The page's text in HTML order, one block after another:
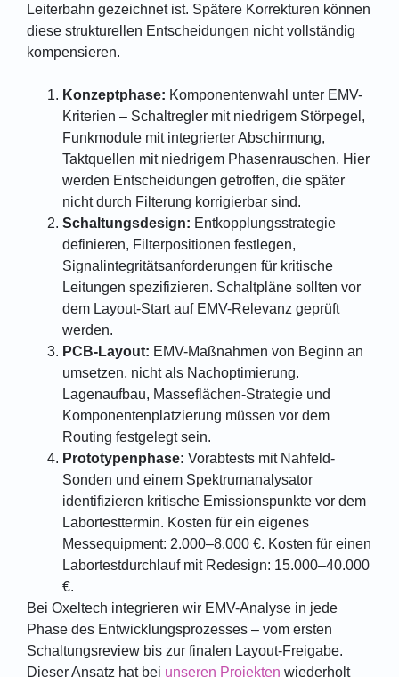
Leiterbahn gezeichnet ist. Spätere Korrekturen können
diese strukturellen Entscheidungen nicht vollständig
kompensieren.
Konzeptphase: Komponentenwahl unter EMV-
Kriterien – Schaltregler mit niedrigem Störpegel,
Funkmodule mit integrierter Abschirmung,
Taktquellen mit niedrigem Phasenrauschen. Hier
werden Entscheidungen getroffen, die später
nicht durch Filterung korrigierbar sind.
Schaltungsdesign: Entkopplungsstrategie
definieren, Filterpositionen festlegen,
Signalintegritätsanforderungen für kritische
Leitungen spezifizieren. Schaltpläne sollten vor
dem Layout-Start auf EMV-Relevanz geprüft
werden.
PCB-Layout: EMV-Maßnahmen von Beginn an
umsetzen, nicht als Nachoptimierung.
Lagenaufbau, Masseflächen-Strategie und
Komponentenplatzierung müssen vor dem
Routing festgelegt sein.
Prototypenphase: Vorabtests mit Nahfeld-
Sonden und einem Spektrumanalysator
identifizieren kritische Emissionspunkte vor dem
Labortesttermin. Kosten für ein eigenes
Messequipment: 2.000–8.000 €. Kosten für einen
Labortestdurchlauf mit Redesign: 15.000–40.000
€.
Bei Oxeltech integrieren wir EMV-Analyse in jede
Phase des Entwicklungsprozesses – vom ersten
Schaltungsreview bis zur finalen Layout-Freigabe.
Dieser Ansatz hat bei unseren Projekten wiederholt